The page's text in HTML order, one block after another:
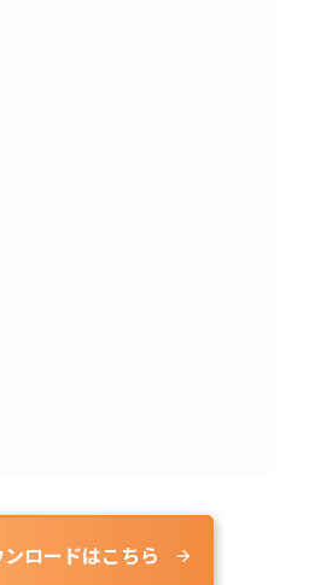
ロードはこちら arrow_forward